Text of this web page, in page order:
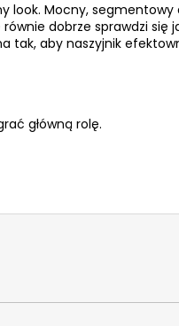
look. Mocny,
dobrze sprawdzi
tak, aby naszyjnik
główną rolę.